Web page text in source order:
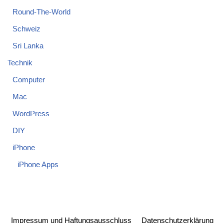
Round-The-World
Schweiz
Sri Lanka
Technik
Computer
Mac
WordPress
DIY
iPhone
iPhone Apps
Impressum und Haftungsausschluss Datenschutzerklärung